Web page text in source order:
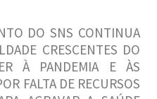
DO SNS CONTINUA
CRESCENTES DO
À PANDEMIA E ÀS
FALTA DE RECURSOS